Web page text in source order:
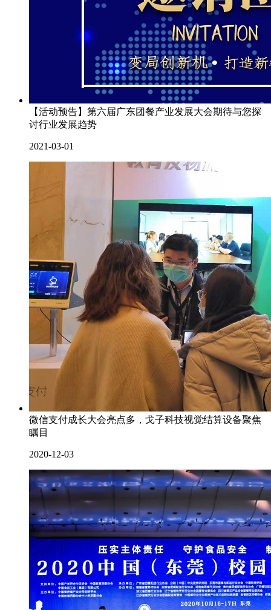
【活动预告】第六届广东团餐产业发展大会期待与您探
讨行业发展趋势
2021-03-01
微信支付成长大会亮点多，戈子科技视觉结算设备聚焦
瞩目
2020-12-03